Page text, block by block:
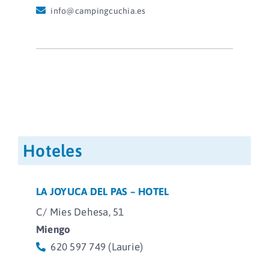
info@campingcuchia.es
Hoteles
LA JOYUCA DEL PAS – HOTEL
C/ Mies Dehesa, 51
Miengo
620 597 749 (Laurie)